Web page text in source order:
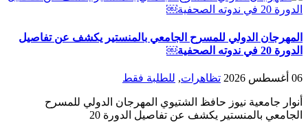
المهرجان الدولي للمسرح الجامعي بالمنستير يكشف عن تفاصيل
الدورة 20 في ندوته الصحفية￼
06 أغسطس 2026 تظاهرات, للطلبة فقط
أنوار جامعية نيوز حافظ الشتيوي المهرجان الدولي للمسرح
الجامعي بالمنستير يكشف عن تفاصيل الدورة 20